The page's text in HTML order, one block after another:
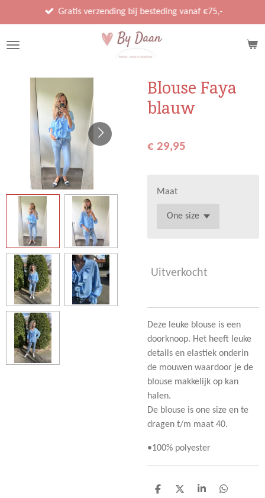
direct
naar
Gratis verzending bij besteding vanaf €75,-
Blouse Faya
blauw
€ 29,95
Maat
Uitverkocht
Deze leuke blouse is een
doorknoop. Het heeft leuke
details en elastiek onderin
de mouwen waardoor je de
blouse makkelijk op kan
halen.
De blouse is one size en te
dragen t/m maat 40.
•100% polyester
D
D
S
D